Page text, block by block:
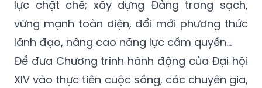
lực chặt chẽ; xây dựng Đảng trong sạch,
vững mạnh toàn diện, đổi mới phương thức
lãnh đạo, nâng cao năng lực cầm quyền…
Để đưa Chương trình hành động của Đại hội
XIV vào thực tiễn cuộc sống, các chuyên gia,